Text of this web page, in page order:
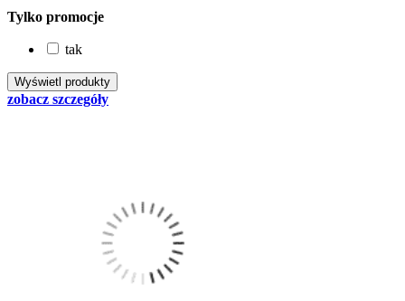
Tylko promocje
tak
zobacz szczegóły